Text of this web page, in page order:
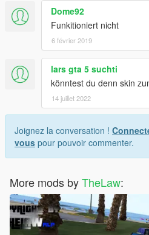
Dome92
Funkitioniert nicht
6 février 2019
lars gta 5 suchti
könntest du denn skin
14 juillet 2022
Joignez la conversation !
vous pour pouvoir commenter.
More mods byTheLaw: